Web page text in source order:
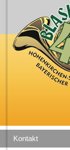
Kontakt